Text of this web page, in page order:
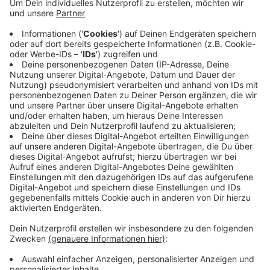
Der 19-Jährige habe einen Vertrag bis 2024
unterschrieben, teilte der Verein mit. Geschäftsführer
Horst Heldt lobte den jungen Innenverteidiger und sein
Profidebut. Allerdings sei man auch schon vorher von
ihm überzeugt gewesen. Die Vertragsunterschrift fand
deshalb auch schon vor einigen Tagen statt.
Anzeige
Anzeige